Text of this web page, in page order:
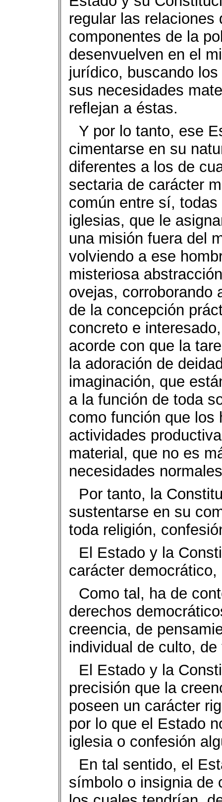
regular las
componentes de la
desenvuelven en el
jurídico, buscando
sus necesidades
reflejan a éstas.
Y por lo tanto, ese
cimentarse en su
diferentes a los de
sectaria de carácter
común entre sí,
iglesias, que le
una misión fuera del
volviendo a ese
misteriosa
ovejas, corroborando
de la concepción
concreto e
acorde con que la
la adoración de
imaginación, que
a la función de toda
como función que los
actividades
material, que no es
necesidades
Por tanto, la
sustentarse en su
toda religión,
El Estado y la
carácter
Como tal, ha de
derechos
creencia, de
individual de culto,
El Estado y la
precisión que la
poseen un carácter
por lo que el Estado
iglesia o confesión
En tal sentido, el
símbolo o insignia de